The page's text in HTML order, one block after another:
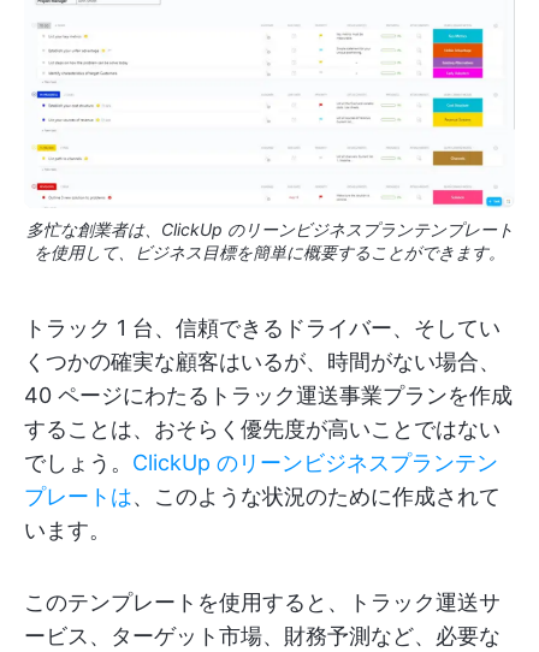
多忙な創業者は、ClickUp のリーンビジネスプランテンプレート
を使用して、ビジネス目標を簡単に概要することができます。
トラック 1 台、信頼できるドライバー、そしてい
くつかの確実な顧客はいるが、時間がない場合、
40 ページにわたるトラック運送事業プランを作成
することは、おそらく優先度が高いことではない
でしょう。 ClickUp のリーンビジネスプランテン
プレートは、このような状況のために作成されて
います。
このテンプレートを使用すると、トラック運送サ
ービス、ターゲット市場、財務予測など、必要な